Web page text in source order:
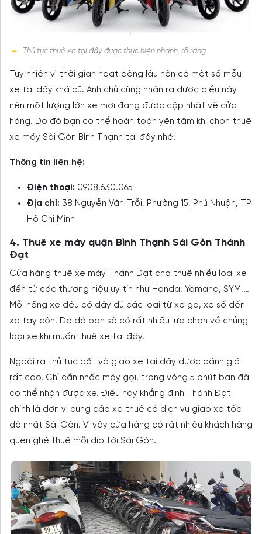
Thủ tục thuê xe tại đây được thực hiện nhanh, rõ ràng
Tuy nhiên vì thời gian hoạt động lâu nên có một số mẫu
xe tại đây khá cũ. Anh chủ cũng nhận ra được điều này
nên một lượng lớn xe mới đang được cập nhật về cửa
hàng. Do đó bạn có thể hoàn toàn yên tâm khi chọn thuê
xe máy Sài Gòn Bình Thạnh tại đây nhé!
Thông tin liên hệ:
Điện thoại: 0908.630.065
Địa chỉ: 38 Nguyễn Văn Trỗi, Phường 15, Phú Nhuận, TP
Hồ Chí Minh
4. Thuê xe máy quận Bình Thạnh Sài Gòn Thành
Đạt
Cửa hàng thuê xe máy Thành Đạt cho thuê nhiều loại xe
đến từ các thương hiệu uy tín như Honda, Yamaha, SYM,…
Mỗi hãng xe đều có đầy đủ các loại từ xe ga, xe số đến
xe tay côn. Do đó bạn sẽ có rất nhiều lựa chọn về chủng
loại xe khi muốn thuê xe tại đây.
Ngoài ra thủ tục đặt và giao xe tại đây được đánh giá
rất cao. Chỉ cần nhấc máy gọi, trong vòng 5 phút bạn đã
có thể nhận được xe. Điều này khẳng định Thành Đạt
chính là đơn vị cung cấp xe thuê có dịch vụ giao xe tốc
độ nhất Sài Gòn. Vì vậy cửa hàng có rất nhiều khách hàng
quen ghé thuê mỗi dịp tới Sài Gòn.